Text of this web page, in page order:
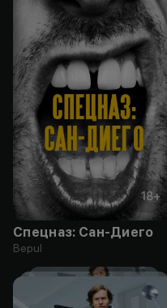
18+
Спецназ: Сан-Диего
Bepul